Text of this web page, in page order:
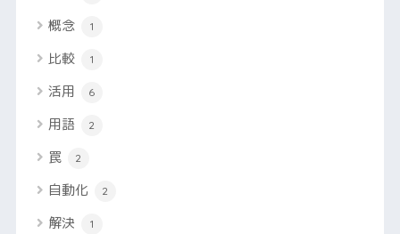
概念 1
比較 1
活用 6
用語 2
罠 2
自動化 2
解決 1